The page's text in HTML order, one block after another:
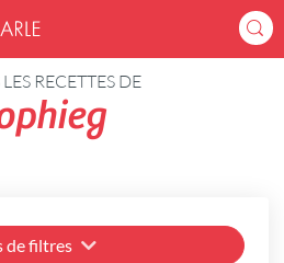
RECETTES DE
de filtres